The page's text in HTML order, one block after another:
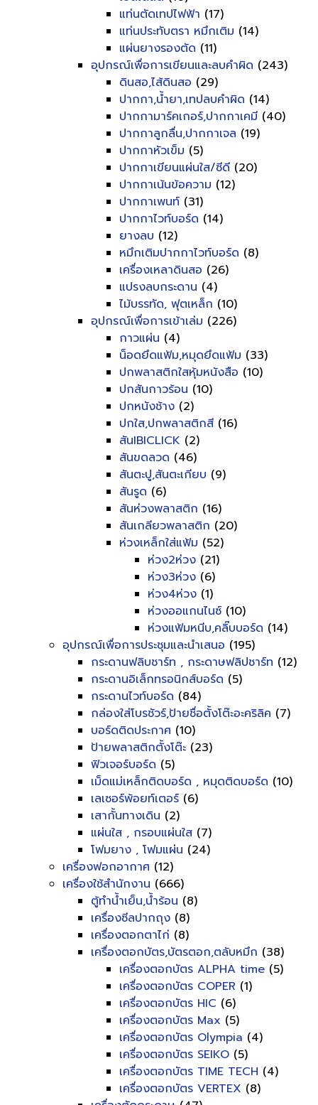
แท่นตัดเทปไฟฟ้า (17)
แท่นประทับตรา หมึกเติม (14)
แผ่นยางรองตัด (11)
อุปกรณ์เพื่อการเขียนและลบคำผิด (243)
ดินสอ,ไส้ดินสอ (29)
ปากกา,น้ำยา,เทปลบคำผิด (14)
ปากกามาร์คเกอร์,ปากกาเคมี (40)
ปากกาลูกลื่น,ปากกาเจล (19)
ปากกาหัวเข็ม (5)
ปากกาเขียนแผ่นใส/ซีดี (20)
ปากกาเน้นข้อความ (12)
ปากกาเพนท์ (31)
ปากกาไวท์บอร์ด (14)
ยางลบ (12)
หมึกเติมปากกาไวท์บอร์ด (8)
เครื่องเหลาดินสอ (26)
แปรงลบกระดาน (4)
ไม้บรรทัด, ฟุตเหล็ก (10)
อุปกรณ์เพื่อการเข้าเล่ม (226)
กาวแผ่น (4)
น็อดยึดแฟ้ม,หมุดยึดแฟ้ม (33)
ปกพลาสติกใสหุ้มหนังสือ (10)
ปกสันกาวร้อน (10)
ปกหนังช้าง (2)
ปกใส,ปกพลาสติกสี (16)
สันIBICLICK (2)
สันขดลวด (46)
สันตะปู,สันตะเกียบ (9)
สันรูด (6)
สันห่วงพลาสติก (16)
สันเกลียวพลาสติก (20)
ห่วงเหล็กใส่แฟ้ม (52)
ห่วง2ห่วง (21)
ห่วง3ห่วง (6)
ห่วง4ห่วง (1)
ห่วงออแกนไนซ์ (10)
ห่วงแฟ้มหนีบ,คลิ๊บบอร์ด (14)
อุปกรณ์เพื่อการประชุมและนำเสนอ (195)
กระดานฟลิบชาร์ท , กระดาษฟลิปชาร์ท (12)
กระดานอิเล็กทรอนิกส์บอร์ด (5)
กระดานไวท์บอร์ด (84)
กล่องใส่โบรชัวร์,ป้ายชื่อตั้งโต๊ะอะคริลิค (7)
บอร์ดติดประกาศ (10)
ป้ายพลาสติกตั้งโต๊ะ (23)
ฟิวเจอร์บอร์ด (5)
เม็ดแม่เหล็กติดบอร์ด , หมุดติดบอร์ด (10)
เลเซอร์พ้อยท์เตอร์ (6)
เสากั้นทางเดิน (2)
แผ่นใส , กรอบแผ่นใส (7)
โฟมยาง , โฟมแผ่น (24)
เครื่องฟอกอากาศ (12)
เครื่องใช้สำนักงาน (666)
ตู้ทำน้ำเย็น,น้ำร้อน (8)
เครื่องซีลปากถุง (8)
เครื่องตอกตาไก่ (8)
เครื่องตอกบัตร,บัตรตอก,ตลับหมึก (38)
เครื่องตอกบัตร ALPHA time (5)
เครื่องตอกบัตร COPER (1)
เครื่องตอกบัตร HIC (6)
เครื่องตอกบัตร Max (5)
เครื่องตอกบัตร Olympia (4)
เครื่องตอกบัตร SEIKO (5)
เครื่องตอกบัตร TIME TECH (4)
เครื่องตอกบัตร VERTEX (8)